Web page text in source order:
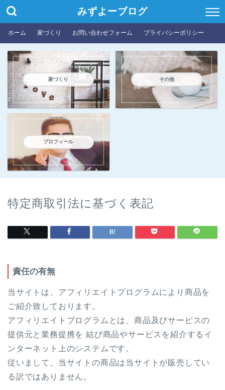
みずよーブログ
ホーム 家づくり お問い合わせフォーム プライバシーポリシー
家づくり その他
プロフィール
特定商取引法に基づく表記
責任の有無
当サイトは、アフィリエイトプログラムにより商品を
ご紹介致しております。
アフィリエイトプログラムとは、商品及びサービスの
提供元と業務提携を 結び商品やサービスを紹介するイ
ンターネット上のシステムです。
従いまして、当サイトの商品は当サイトが販売してい
る訳ではありません。